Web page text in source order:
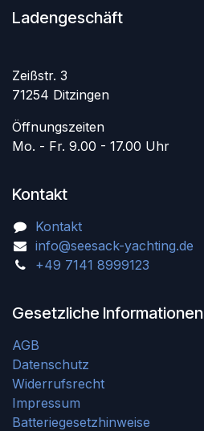
Ladengeschäft
Zeißstr. 3
71254 Ditzingen
Öffnungszeiten
Mo. - Fr. 9.00 - 17.00 Uhr
Kontakt
Kontakt
info@seesack-yachting.de
+49 7141 8999123
Gesetzliche Informationen
AGB
Datenschutz
Widerrufsrecht
Impressum
Batteriegesetzhinweise